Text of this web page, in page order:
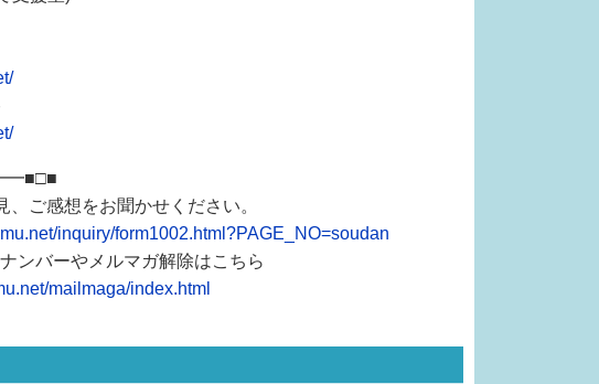
ご感想をお聞かせください。
inquiry/form1002.html?PAGE_NO=soudan
ンバーやメルマガ解除はこちら
mailmaga/index.html